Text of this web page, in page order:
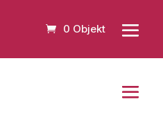
0 Objekt